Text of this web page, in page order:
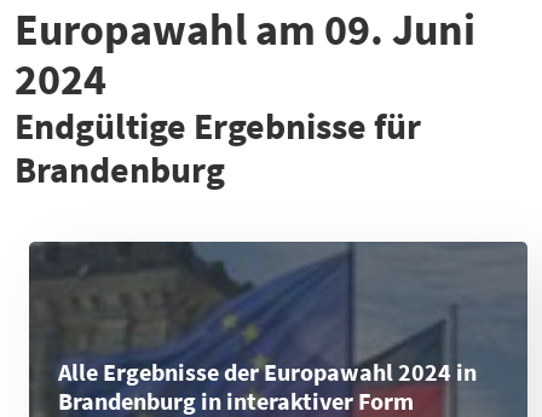
Europawahl am 09. Juni
2024
Endgültige Ergebnisse für
Brandenburg
Alle Ergebnisse der Europawahl 2024 in
Brandenburg in interaktiver Form